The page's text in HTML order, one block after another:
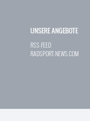
UNSERE ANGEBOTE
RSS-FEED
RADSPORT-NEWS.COM